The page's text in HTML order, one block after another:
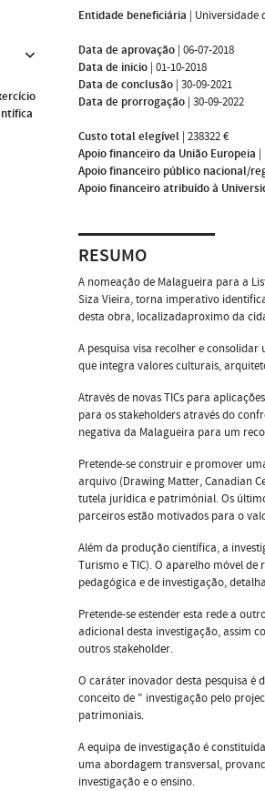
Entidade beneficiária | Universidade
Data de aprovação | 06-07-2018
Data de inicio | 01-10-2018
Data de conclusão | 30-09-2021
Data de prorrogação | 30-09-2022
Custo total elegível | 238322 €
Apoio financeiro da União Europeia |
Apoio financeiro público nacional/
Apoio financeiro atribuído à
RESUMO
A nomeação de Malagueira para a
Siza Vieira, torna imperativo
desta obra, localizadaproximo da
A pesquisa visa recolher e
que integra valores culturais,
Através de novas TICs para
para os stakeholders através do
negativa da Malagueira para um
Pretende-se construir e promover
arquivo (Drawing Matter, Canadian
tutela jurídica e patrimónial. Os
parceiros estão motivados para o
Além da produção científica, a
Turismo e TIC). O aparelho móvel
pedagógica e de investigação,
Pretende-se estender esta rede a
adicional desta investigação, assim
outros stakeholder.
O caráter inovador desta pesquisa é
conceito de " investigação pelo
patrimoniais.
A equipa de investigação é
uma abordagem transversal,
investigação e o ensino.